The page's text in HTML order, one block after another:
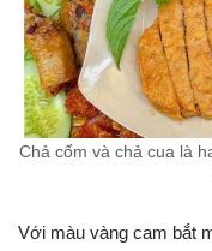
Chả cốm và chả cua là
Với màu vàng cam bắt